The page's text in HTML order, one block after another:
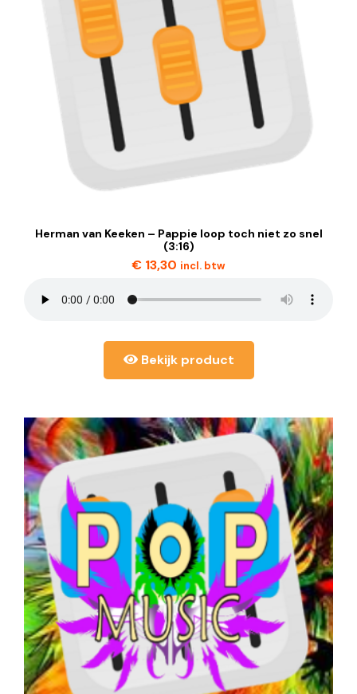
Herman van Keeken – Pappie loop toch niet zo snel
(3:16)
€ 13,30 incl. btw
Bekijk product